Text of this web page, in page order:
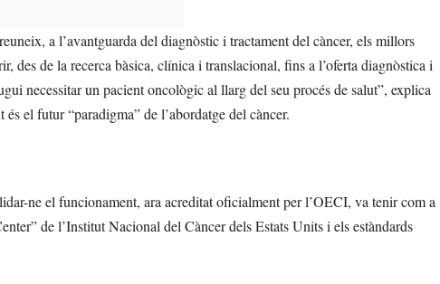
a l’avantguarda del diagnòstic i tractament del càncer, els millors
des de la recerca bàsica, clínica i translacional, fins a l’oferta diagnòstica i
necessitar un pacient oncològic al llarg del seu procés de salut”, explica
el futur “paradigma” de l’abordatge del càncer.
ne el funcionament, ara acreditat oficialment per l’OECI, va tenir com a
de l’Institut Nacional del Càncer dels Estats Units i els estàndards